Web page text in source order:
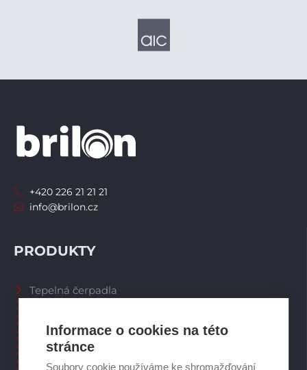
Informace o cookies na této
stránce
Soubory cookie používáme ke shromažďování
PRODUKTY
Tepelná čerpadla
Spalinové systémy
Plynové kotle
Ostatní příslušenství
+420 226 21 21 21
info@brilon.cz